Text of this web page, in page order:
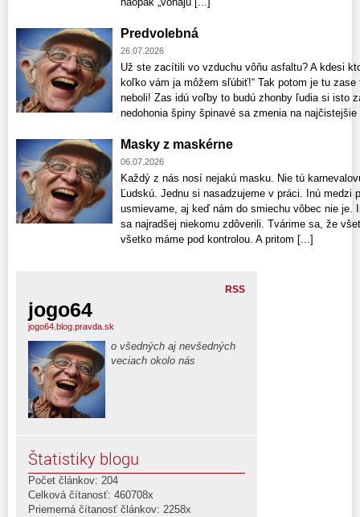
Predvolebná
26.07.2026
Už ste zacítili vo vzduchu vôňu asfaltu? A kdesi
koľko vám ja môžem sľúbiť!“ Tak potom je tu
neboli! Zas idú voľby to budú zhonby ľudia si isto
nedohonia špiny špinavé sa zmenia na
Masky z maskérne
06.07.2026
Každý z nás nosí nejakú masku. Nie tú
Ľudskú. Jednu si nasadzujeme v práci. Inú medzi
usmievame, aj keď nám do smiechu vôbec nie je.
sa najradšej niekomu zdôverili. Tvárime sa, že
všetko máme pod kontrolou. A pritom [...]
RSS
jogo64
jogo64.blog.pravda.sk
o všedných aj nevšedných
veciach okolo nás
Štatistiky blogu
Počet článkov: 204
Celková čítanosť: 460708x
Priemerná čítanosť článkov: 2258x